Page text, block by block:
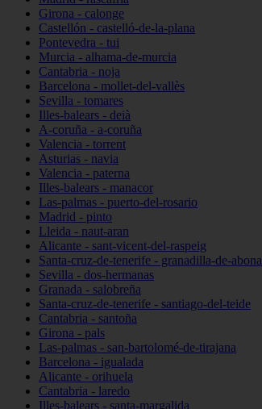
Girona - calonge
Castellón - castelló-de-la-plana
Pontevedra - tui
Murcia - alhama-de-murcia
Cantabria - noja
Barcelona - mollet-del-vallès
Sevilla - tomares
Illes-balears - deià
A-coruña - a-coruña
Valencia - torrent
Asturias - navia
Valencia - paterna
Illes-balears - manacor
Las-palmas - puerto-del-rosario
Madrid - pinto
Lleida - naut-aran
Alicante - sant-vicent-del-raspeig
Santa-cruz-de-tenerife - granadilla-de-abona
Sevilla - dos-hermanas
Granada - salobreña
Santa-cruz-de-tenerife - santiago-del-teide
Cantabria - santoña
Girona - pals
Las-palmas - san-bartolomé-de-tirajana
Barcelona - igualada
Alicante - orihuela
Cantabria - laredo
Illes-balears - santa-margalida